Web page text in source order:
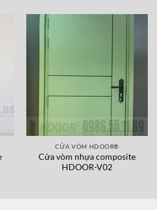
CỬA VÒM HDOOR®
Cửa vòm nhựa composite
HDOOR-V02